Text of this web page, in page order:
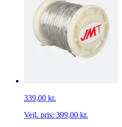
339,00 kr.
Vejl. pris: 399,00 kr.